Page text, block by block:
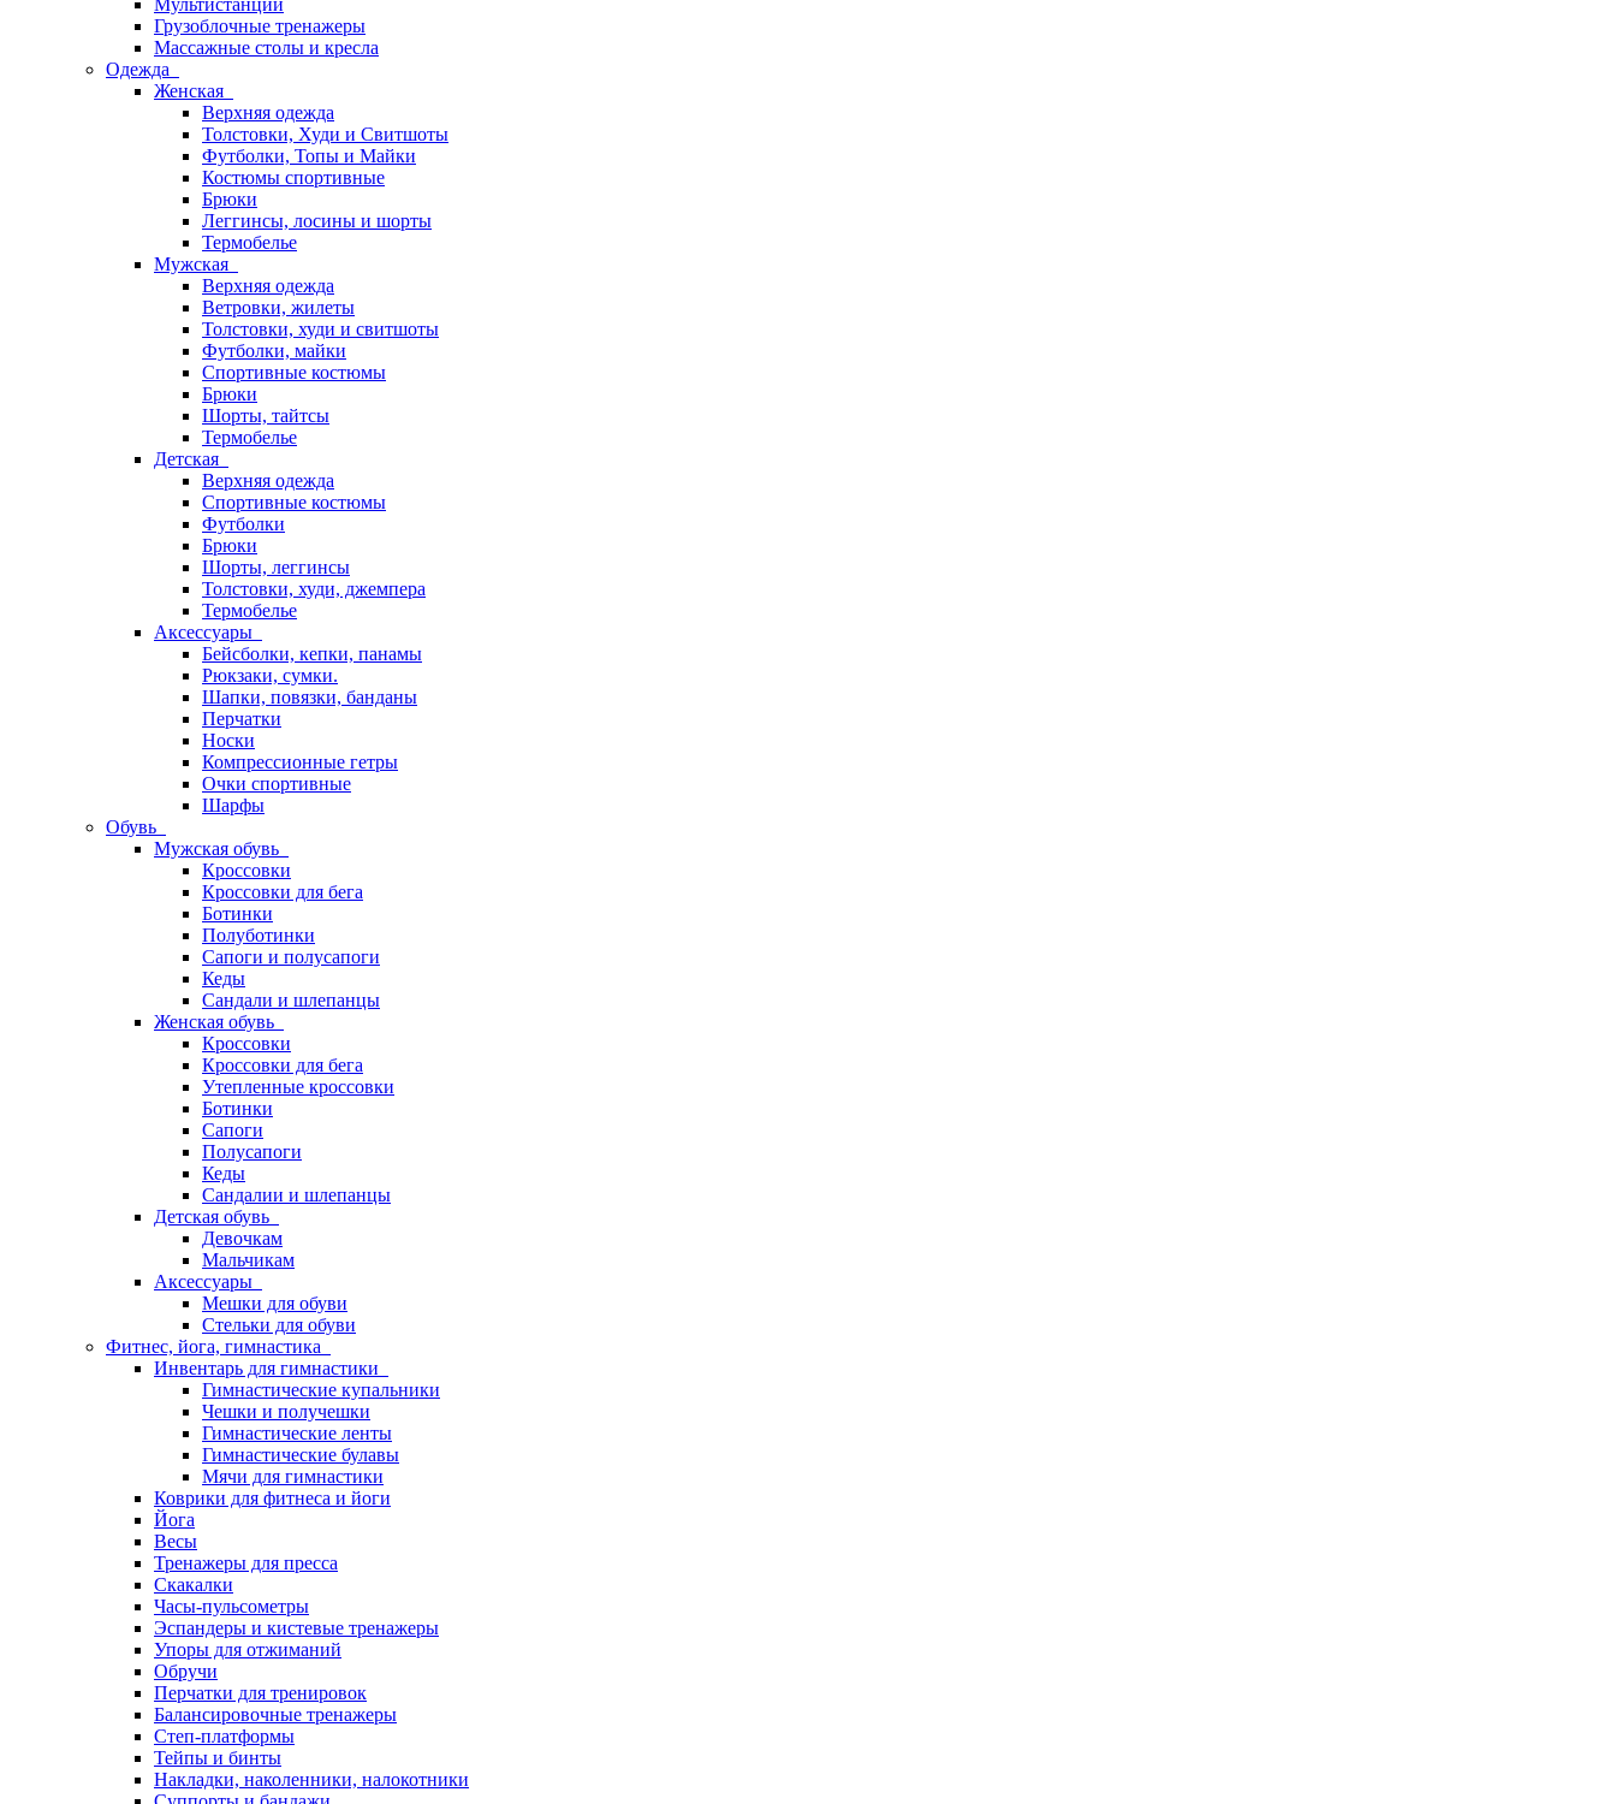
Мультистанции
Грузоблочные тренажеры
Массажные столы и кресла
Одежда
Женская
Верхняя одежда
Толстовки, Худи и Свитшоты
Футболки, Топы и Майки
Костюмы спортивные
Брюки
Леггинсы, лосины и шорты
Термобелье
Мужская
Верхняя одежда
Ветровки, жилеты
Толстовки, худи и свитшоты
Футболки, майки
Спортивные костюмы
Брюки
Шорты, тайтсы
Термобелье
Детская
Верхняя одежда
Спортивные костюмы
Футболки
Брюки
Шорты, леггинсы
Толстовки, худи, джемпера
Термобелье
Аксессуары
Бейсболки, кепки, панамы
Рюкзаки, сумки.
Шапки, повязки, банданы
Перчатки
Носки
Компрессионные гетры
Очки спортивные
Шарфы
Обувь
Мужская обувь
Кроссовки
Кроссовки для бега
Ботинки
Полуботинки
Сапоги и полусапоги
Кеды
Сандали и шлепанцы
Женская обувь
Кроссовки
Кроссовки для бега
Утепленные кроссовки
Ботинки
Сапоги
Полусапоги
Кеды
Сандалии и шлепанцы
Детская обувь
Девочкам
Мальчикам
Аксессуары
Мешки для обуви
Стельки для обуви
Фитнес, йога, гимнастика
Инвентарь для гимнастики
Гимнастические купальники
Чешки и получешки
Гимнастические ленты
Гимнастические булавы
Мячи для гимнастики
Коврики для фитнеса и йоги
Йога
Весы
Тренажеры для пресса
Скакалки
Часы-пульсометры
Эспандеры и кистевые тренажеры
Упоры для отжиманий
Обручи
Перчатки для тренировок
Балансировочные тренажеры
Степ-платформы
Тейпы и бинты
Накладки, наколенники, налокотники